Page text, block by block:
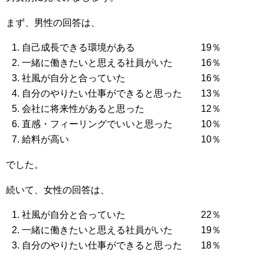
まず、男性の回答は、
自己成長できる環境がある 19％
一緒に働きたいと思える社員がいた 16％
社風が自分と合っていた 16％
自分のやりたい仕事ができると思った 13％
会社に将来性があると思った 12％
直感・フィーリングでいいと思った 10％
給料が高い 10％
でした。
続いて、女性の回答は、
社風が自分と合っていた 22％
一緒に働きたいと思える社員がいた 19％
自分のやりたい仕事ができると思った 18％